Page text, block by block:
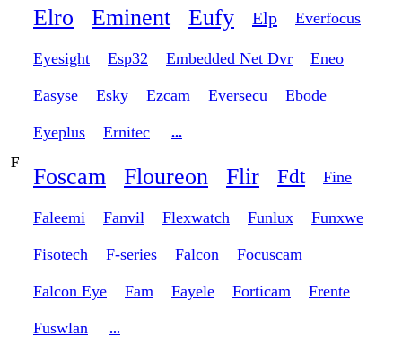
Elro
Eminent Eufy Elp Everfocus
Eyesight Esp32 Embedded Net Dvr Eneo
Easyse Esky Ezcam Eversecu Ebode
Eyeplus Ernitec
...
F
Foscam Floureon Flir Fdt Fine
Faleemi Fanvil Flexwatch Funlux Funxwe
Fisotech F-series Falcon Focuscam
Falcon Eye Fam Fayele Forticam Frente
Fuswlan
...